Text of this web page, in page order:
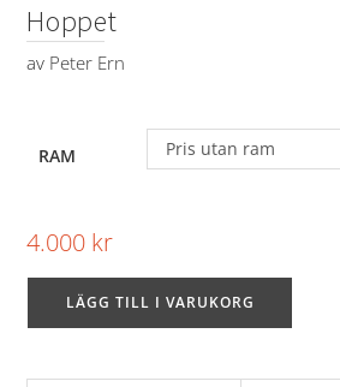
Hoppet
av Peter Ern
RAM Pris utan ram
4.000 kr
LÄGG TILL I VARUKORG